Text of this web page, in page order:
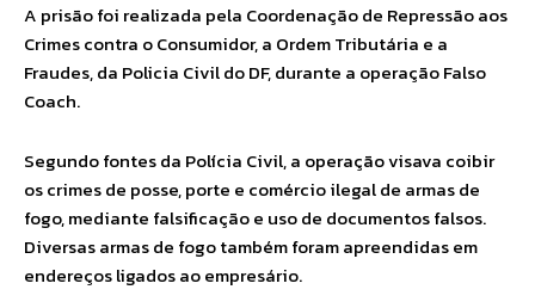
A prisão foi realizada pela Coordenação de Repressão aos
Crimes contra o Consumidor, a Ordem Tributária e a
Fraudes, da Policia Civil do DF, durante a operação Falso
Coach.
Segundo fontes da Polícia Civil, a operação visava coibir
os crimes de posse, porte e comércio ilegal de armas de
fogo, mediante falsificação e uso de documentos falsos.
Diversas armas de fogo também foram apreendidas em
endereços ligados ao empresário.